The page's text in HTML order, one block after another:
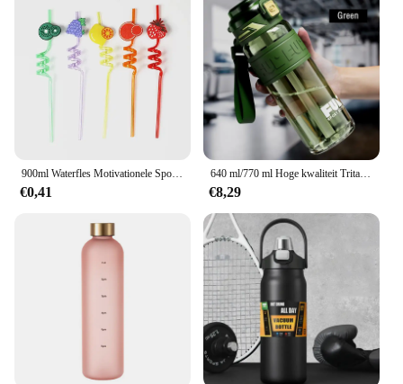
€0,41
640 ml/770 ml Hoge kwaliteit Tritan Materiaal Waterfles Draagbare Duurzame Gym Fitness Outdoor Sport Fietsen Drinkfles
€8,29